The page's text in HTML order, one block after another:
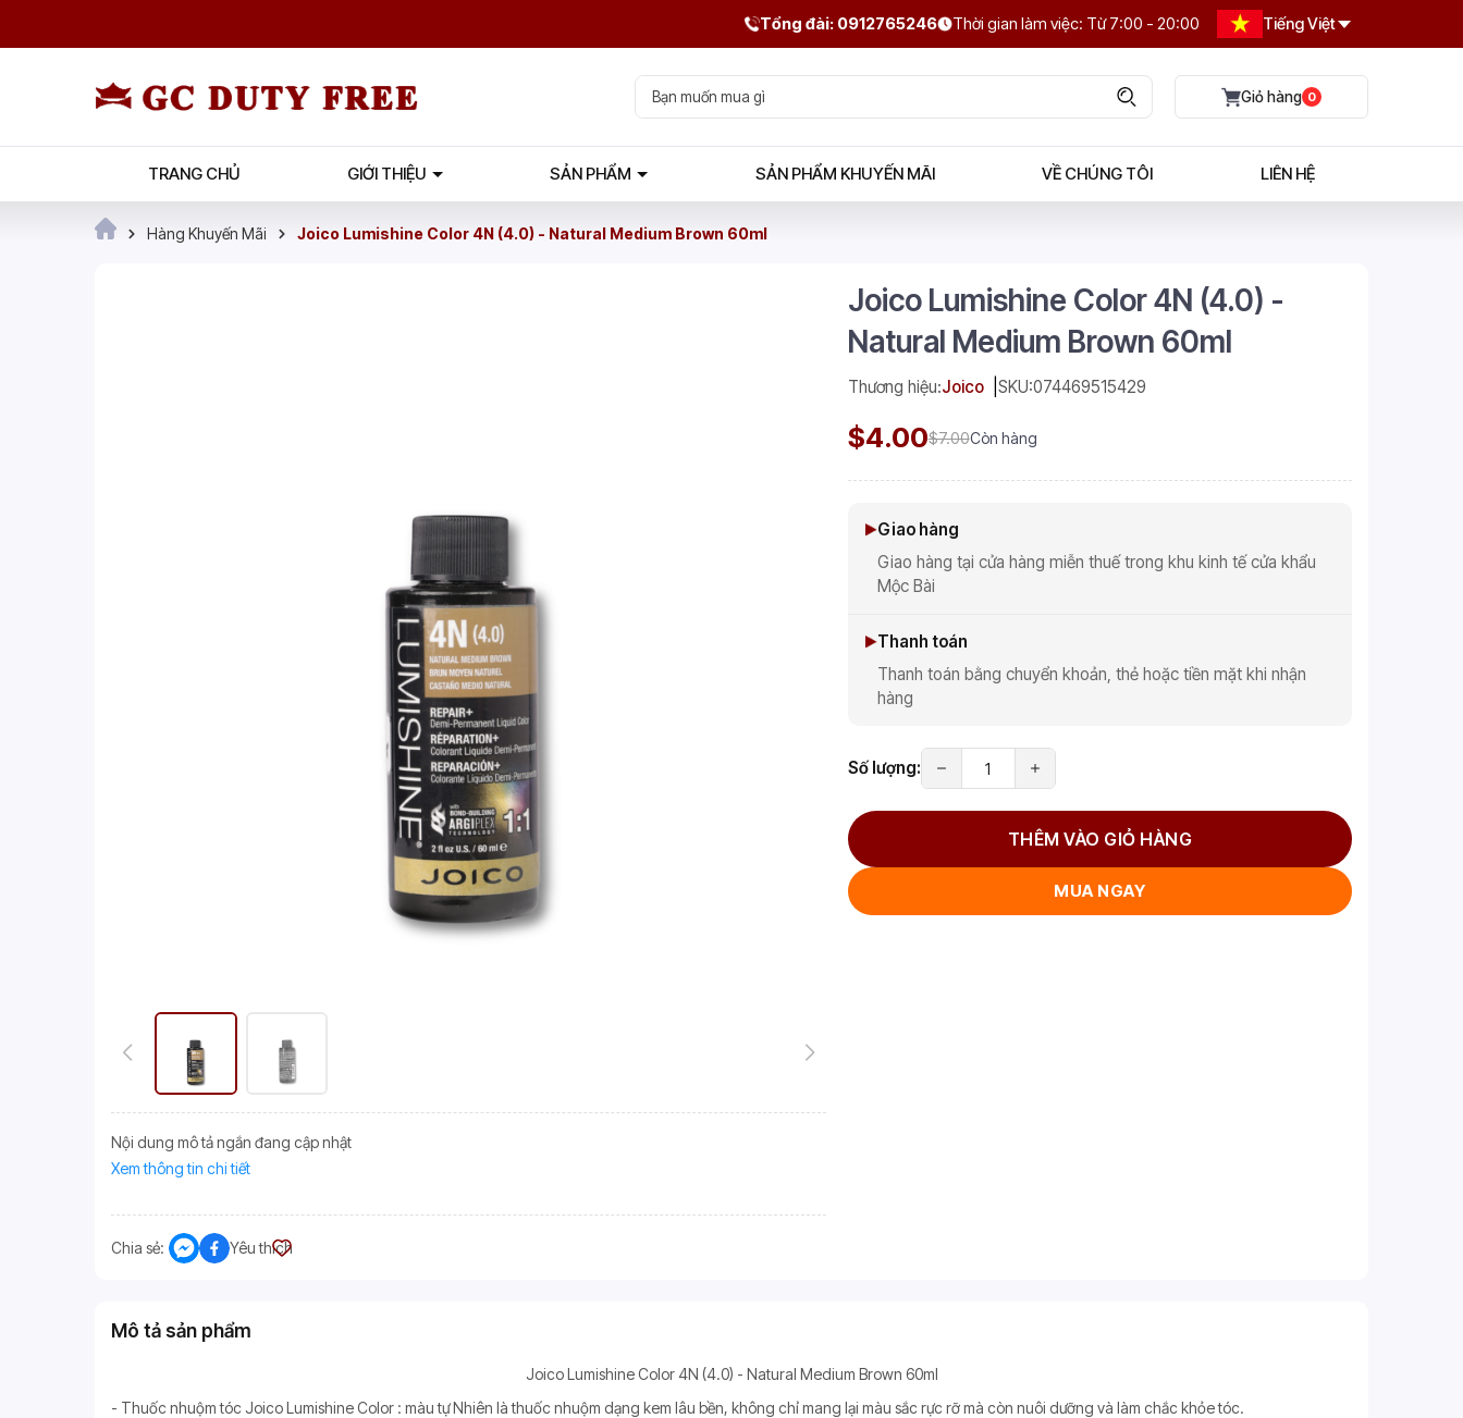
Tổng đài: 0912765246 Thời gian làm việc: Từ 7:00 - 20:00 Tiếng Việt
0
TRANG CHỦ GIỚI THIỆU SẢN PHẨM SẢN PHẨM KHUYẾN MÃI VỀ CHÚNG TÔI LIÊN HỆ
Hàng Khuyến Mãi Joico Lumishine Color 4N (4.0) - Natural Medium Brown 60ml
Nội dung mô tả ngắn đang cập nhật
Xem thông tin chi tiết
Chia sẻ: Yêu thích
Joico Lumishine Color 4N (4.0) -
Natural Medium Brown 60ml
Thương hiệu:Joico SKU:074469515429
$4.00$7.00Còn hàng
Giao hàng
Giao hàng tại cửa hàng miễn thuế trong khu kinh tế cửa khẩu
Mộc Bài
Thanh toán
Thanh toán bằng chuyển khoản, thẻ hoặc tiền mặt khi nhận
hàng
Số lượng:
THÊM VÀO GIỎ HÀNG
MUA NGAY
Mô tả sản phẩm
Joico Lumishine Color 4N (4.0) - Natural Medium Brown 60ml
- Thuốc nhuộm tóc Joico Lumishine Color : màu tự Nhiên là thuốc nhuộm dạng kem lâu bền, không chỉ mang lại màu sắc rực rỡ mà còn nuôi dưỡng và làm chắc khỏe tóc.